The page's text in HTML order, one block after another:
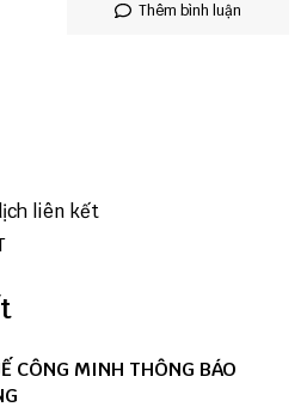
Thêm bình luận
liên kết
CÔNG MINH THÔNG BÁO